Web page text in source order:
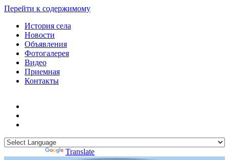
Перейти к содержимому
История села
Новости
Объявления
Фотогалерея
Видео
Приемная
Контакты
Translate